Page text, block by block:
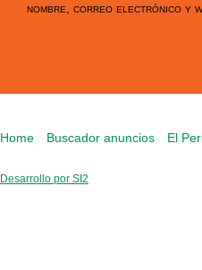
nombre, correo electrónico y
Home Buscador anuncios El
Desarrollo por SI2